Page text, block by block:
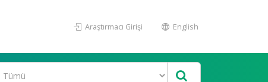
Araştırmacı Girişi English